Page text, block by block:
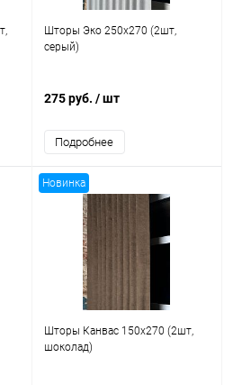
Шторы Эко 250x270 (2шт,
серый)
275 руб. / шт
Подробнее
Новинка
Шторы Канвас 150x270 (2шт,
шоколад)